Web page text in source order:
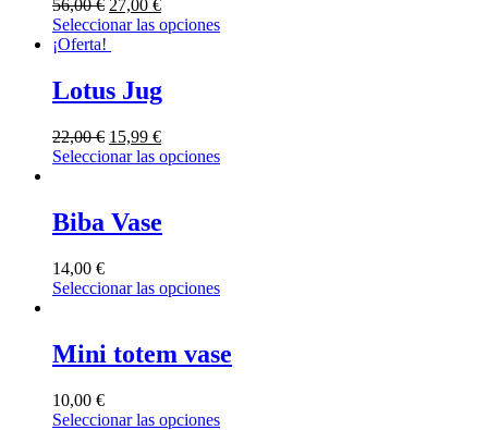
56,00€ 27,00 €
Seleccionar las opciones
¡Oferta!
Lotus Jug
22,00€ 15,99 €
Seleccionar las opciones
Biba Vase
14,00 €
Seleccionar las opciones
Mini totem vase
10,00 €
Seleccionar las opciones